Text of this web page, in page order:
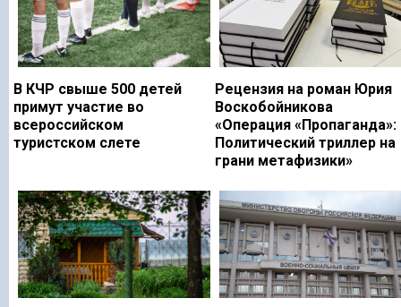
В КЧР свыше 500 детей
примут участие во
всероссийском
туристском слете
Рецензия на роман Юрия
Воскобойникова
«Операция «Пропаганда»:
Политический триллер на
грани метафизики»